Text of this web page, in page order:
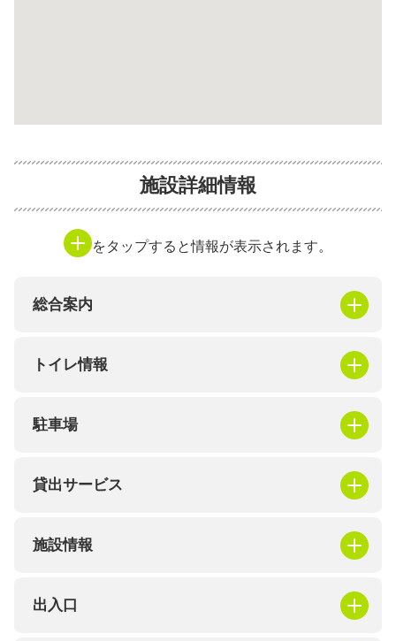
施設詳細情報
をタップすると情報が表示されます。
総合案内
トイレ情報
駐車場
貸出サービス
施設情報
出入口